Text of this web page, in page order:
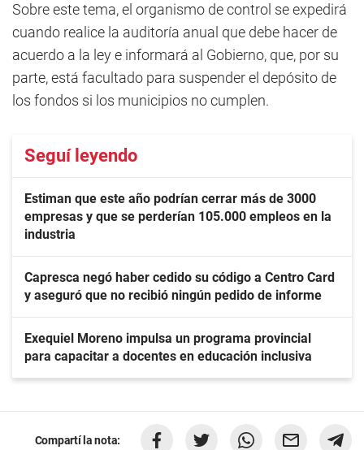
Sobre este tema, el organismo de control se expedirá
cuando realice la auditoría anual que debe hacer de
acuerdo a la ley e informará al Gobierno, que, por su
parte, está facultado para suspender el depósito de
los fondos si los municipios no cumplen.
Seguí leyendo
Estiman que este año podrían cerrar más de 3000
empresas y que se perderían 105.000 empleos en la
industria
Capresca negó haber cedido su código a Centro Card
y aseguró que no recibió ningún pedido de informe
Exequiel Moreno impulsa un programa provincial
para capacitar a docentes en educación inclusiva
Compartí la nota: